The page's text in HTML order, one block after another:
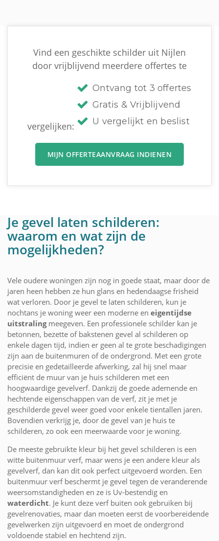
Vind een geschikte schilder uit Nijlen
door vrijblijvend meerdere offertes te
vergelijken:
Ontvang tot 3 offertes
Gratis & Vrijblijvend
U vergelijkt en beslist
MIJN OFFERTEAANVRAAG INDIENEN
Je gevel laten schilderen:
waarom en wat zijn de
mogelijkheden?
Vele oudere woningen zijn nog in goede staat, maar door de
jaren heen hebben ze hun glans en hedendaagse frisheid
wat verloren. Door je gevel te laten schilderen, kun je
nochtans je woning weer een moderne en eigentijdse
uitstralingmeegeven. Een professionele schilder kan je
betonnen, bezette of bakstenen gevel al schilderen op
enkele dagen tijd, indien er geen al te grote beschadigingen
zijn aan de buitenmuren of de ondergrond. Met een grote
precisie en gedetailleerde afwerking, zal hij snel maar
efficiënt de muur van je huis schilderen met een
hoogwaardige gevelverf. Dankzij de goede ademende en
hechtende eigenschappen van de verf, zit je met je
geschilderde gevel weer goed voor enkele tientallen jaren.
Bovendien verkrijg je, door de gevel van je huis te
schilderen, zo ook een meerwaarde voor je woning.
De meeste gebruikte kleur bij het gevel schilderen is een
witte buitenmuur verf, maar wens je een andere kleur als
gevelverf, dan kan dit ook perfect uitgevoerd worden. Een
buitenmuur verf beschermt je gevel tegen de veranderende
weersomstandigheden en ze is Uv-bestendig en
waterdicht. Je kunt deze verf buiten ook gebruiken bij
gevelrenovaties, maar dan moeten eerst de voorbereidende
gevelwerken zijn uitgevoerd en moet de ondergrond
voldoende stabiel en hechtend zijn.